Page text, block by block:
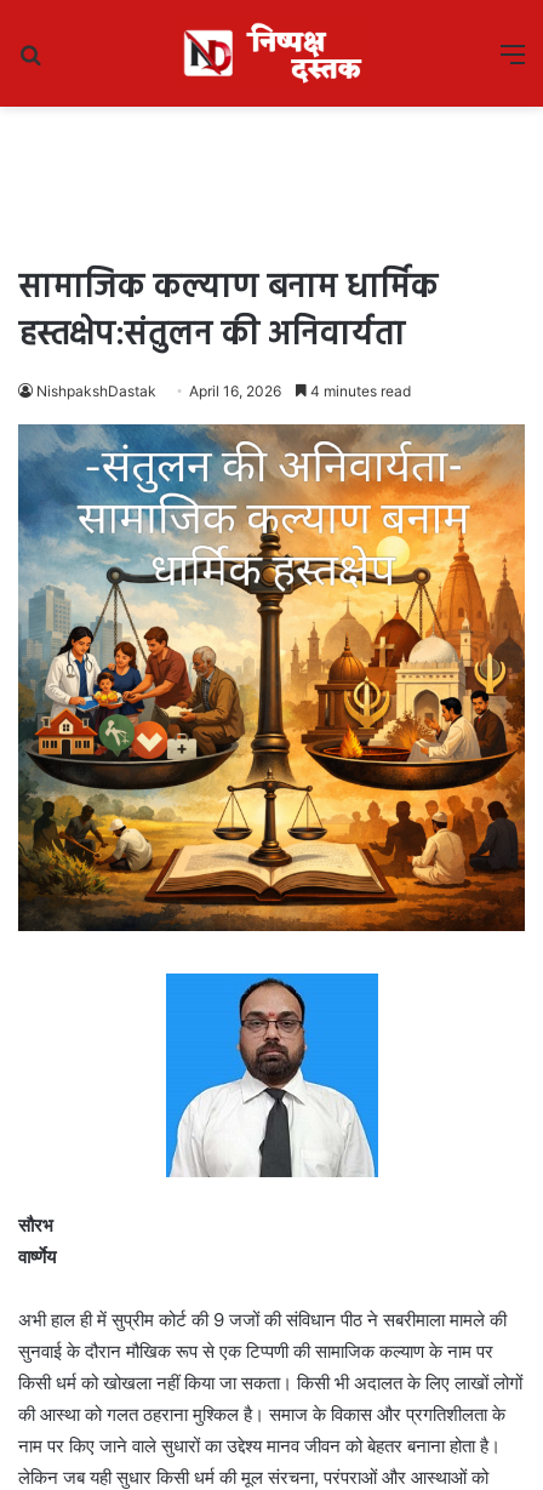
सामाजिक कल्याण बनाम धार्मिक
हस्तक्षेप:संतुलन की अनिवार्यता
NishpakshDastak April 16, 2026 4 minutes read
सौरभ
वार्ष्णेय
अभी हाल ही में सुप्रीम कोर्ट की 9 जजों की संविधान पीठ ने सबरीमाला मामले की
सुनवाई के दौरान मौखिक रूप से एक टिप्पणी की सामाजिक कल्याण के नाम पर
किसी धर्म को खोखला नहीं किया जा सकता। किसी भी अदालत के लिए लाखों लोगों
की आस्था को गलत ठहराना मुश्किल है। समाज के विकास और प्रगतिशीलता के
नाम पर किए जाने वाले सुधारों का उद्देश्य मानव जीवन को बेहतर बनाना होता है।
लेकिन जब यही सुधार किसी धर्म की मूल संरचना, परंपराओं और आस्थाओं को